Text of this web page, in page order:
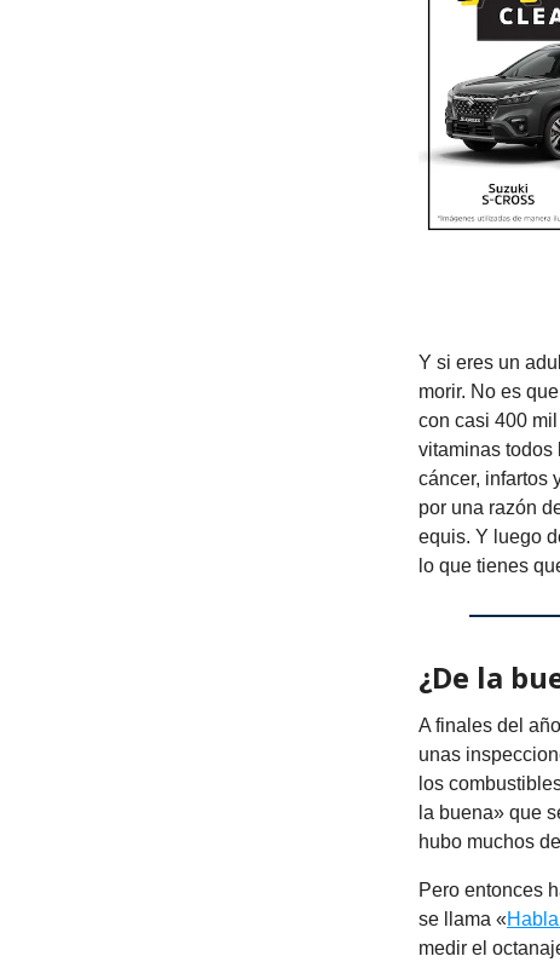
Y si eres un
morir. No es
con casi 400
vitaminas todos
cáncer, infartos
por una razón
equis. Y luego
lo que tienes
¿De la
A finales del
unas
los
la buena» que
hubo muchos
Pero entonces
se llama «
medir el